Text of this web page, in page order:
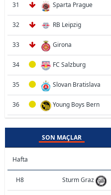
31 Sparta Prague
32 RB Leipzig
33 Girona
34 FC Salzburg
35 Slovan Bratislava
36 Young Boys Bern
SON MAÇLAR
Hafta
H8 Sturm Graz